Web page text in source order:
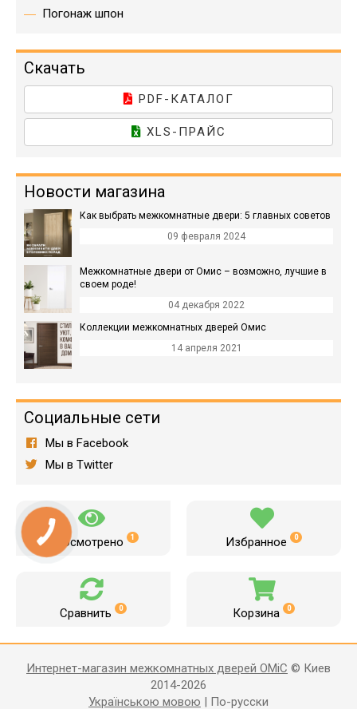
Погонаж шпон
Скачать
PDF-КАТАЛОГ
XLS-ПРАЙС
Новости магазина
Как выбрать межкомнатные двери: 5 главных советов
09 февраля 2024
Межкомнатные двери от Омис – возможно, лучшие в
своем роде!
04 декабря 2022
Коллекции межкомнатных дверей Омис
14 апреля 2021
Социальные сети
Мы в Facebook
Мы в Twitter
Просмотрено 1 Избранное 0
Сравнить 0 Корзина 0
Интернет-магазин межкомнатных дверей OMiC © Киев
2014-2026
Українською мовою | По-русски